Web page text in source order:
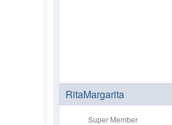
RitaMargarita
Super Member